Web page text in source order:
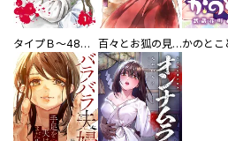
タイプＢ～48時間後、致死率100％～【単話】 百々とお狐の見習い巫女生活【単行本版】